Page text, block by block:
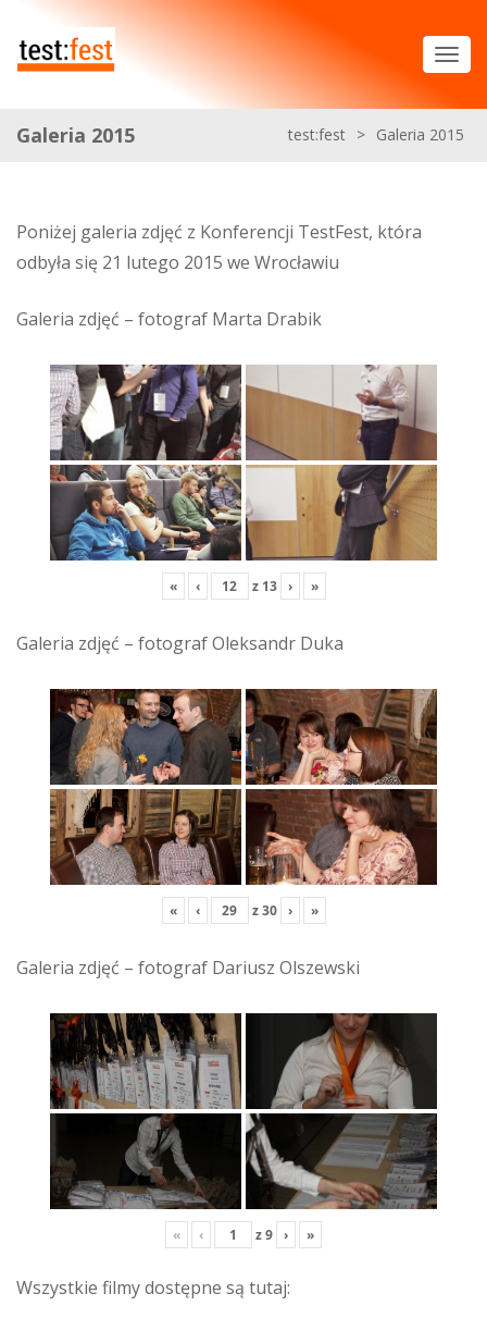
Galeria 2015 test:fest > Galeria 2015
Poniżej galeria zdjęć z Konferencji TestFest, która
odbyła się 21 lutego 2015 we Wrocławiu
Galeria zdjęć – fotograf Marta Drabik
« ‹ z 13 › »
Galeria zdjęć – fotograf Oleksandr Duka
« ‹ z30 › »
Galeria zdjęć – fotograf Dariusz Olszewski
« ‹ z9 › »
Wszystkie filmy dostępne są tutaj: